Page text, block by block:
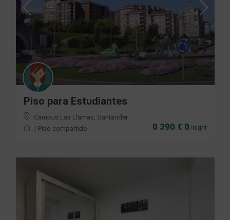
0 390 € 0/night
Piso para Estudiantes
Campus Las Llamas Santander
/ Piso compartido